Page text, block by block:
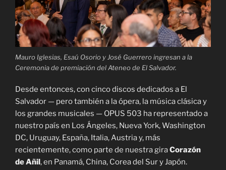
Mauro Iglesias, Esaú Osorio y José Guerrero ingresan a la
Ceremonia de premiación del Ateneo de El Salvador.
Desde entonces, con cinco discos dedicados a El
Salvador — pero también a la ópera, la música clásica y
los grandes musicales — OPUS 503 ha representado a
nuestro país en Los Ángeles, Nueva York, Washington
DC, Uruguay, España, Italia, Austria y, más
recientemente, como parte de nuestra giraCorazón
de Añil, en Panamá, China, Corea del Sur y Japón.